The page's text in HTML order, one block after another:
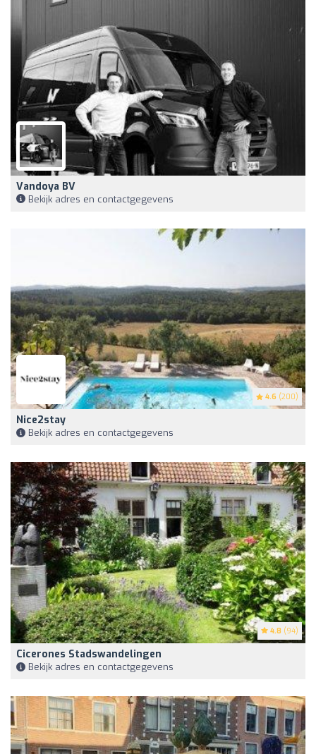
Vandoya BV
Bekijk adres en contactgegevens
4.6 (200)
Nice2stay
Bekijk adres en contactgegevens
4.8 (94)
Cicerones Stadswandelingen
Bekijk adres en contactgegevens